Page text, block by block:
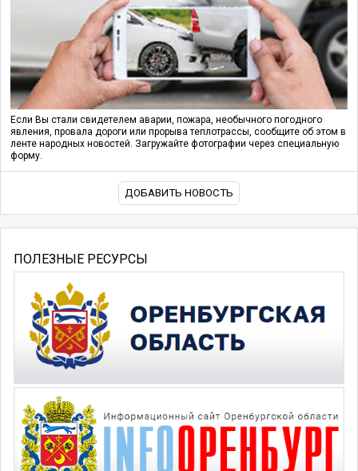
Если Вы стали свидетелем аварии, пожара, необычного погодного
явления, провала дороги или прорыва теплотрассы, сообщите об этом в
ленте народных новостей. Загружайте фотографии через специальную
форму.
ДОБАВИТЬ НОВОСТЬ
ПОЛЕЗНЫЕ РЕСУРСЫ